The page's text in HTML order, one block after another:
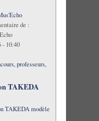
de :
- 10:40
professeurs,
TAKEDA
TAKEDA modèle